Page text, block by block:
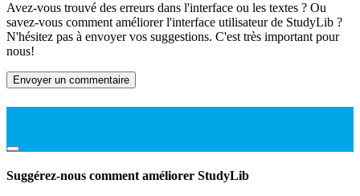
Avez-vous trouvé des erreurs dans l'interface ou les textes ? Ou
savez-vous comment améliorer l'interface utilisateur de StudyLib ?
N'hésitez pas à envoyer vos suggestions. C'est très important pour
nous!
Envoyer un commentaire
Suggérez-nous comment améliorer StudyLib